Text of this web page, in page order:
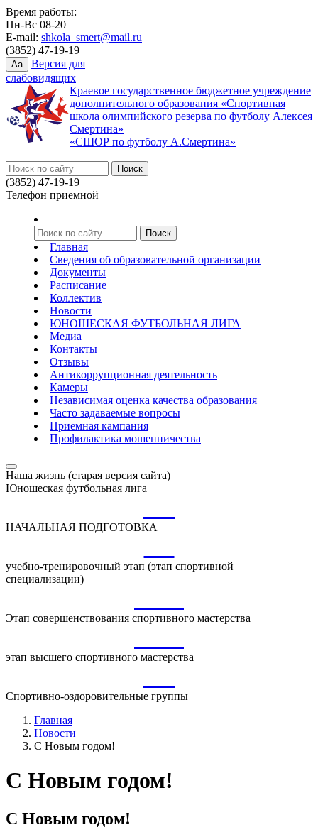
Время работы:
Пн-Вс 08-20
E-mail: shkola_smert@mail.ru
(3852) 47-19-19
Aa
Версия для
слабовидящих
Краевое государственное бюджетное учреждение
дополнительного образования «Спортивная
школа олимпийского резерва по футболу Алексея
Смертина»
«СШОР по футболу А.Смертина»
(3852) 47-19-19
Телефон приемной
Главная
Сведения об образовательной организации
Документы
Расписание
Коллектив
Новости
ЮНОШЕСКАЯ ФУТБОЛЬНАЯ ЛИГА
Медиа
Контакты
Отзывы
Антикоррупционная деятельность
Камеры
Независимая оценка качества образования
Часто задаваемые вопросы
Приемная кампания
Профилактика мошенничества
Наша жизнь (старая версия сайта)
Юношеская футбольная лига
НАЧАЛЬНАЯ ПОДГОТОВКА
учебно-тренировочный этап (этап спортивной
специализации)
Этап совершенствования спортивного мастерства
этап высшего спортивного мастерства
Спортивно-оздоровительные группы
Главная
Новости
С Новым годом!
С Новым годом!
С Новым годом!